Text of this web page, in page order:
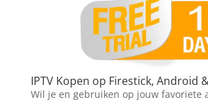
IPTV Kopen op Firestick, Android
Wil je en gebruiken op jouw favoriete